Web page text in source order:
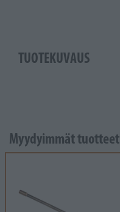
TUOTEKUVAUS
Myydyimmät tuotteet